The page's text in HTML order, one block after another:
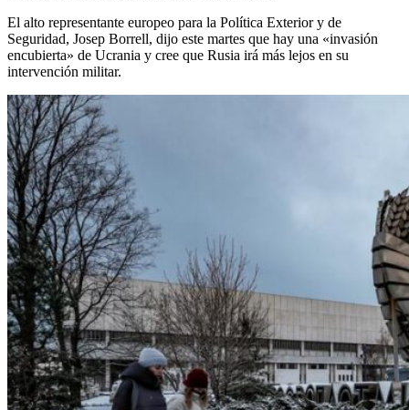
El alto representante europeo para la Política Exterior y de
Seguridad, Josep Borrell, dijo este martes que hay una «invasión
encubierta» de Ucrania y cree que Rusia irá más lejos en su
intervención militar.